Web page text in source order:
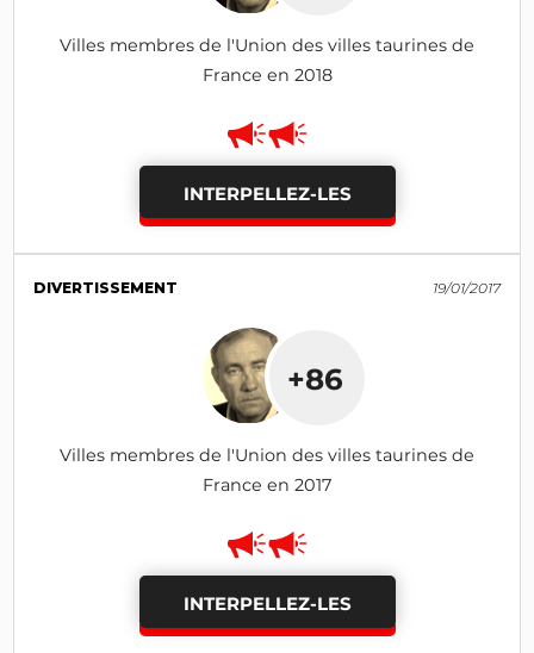
Villes membres de l'Union des villes taurines de
France en 2018
INTERPELLEZ-LES
DIVERTISSEMENT 19/01/2017
+86
Villes membres de l'Union des villes taurines de
France en 2017
INTERPELLEZ-LES